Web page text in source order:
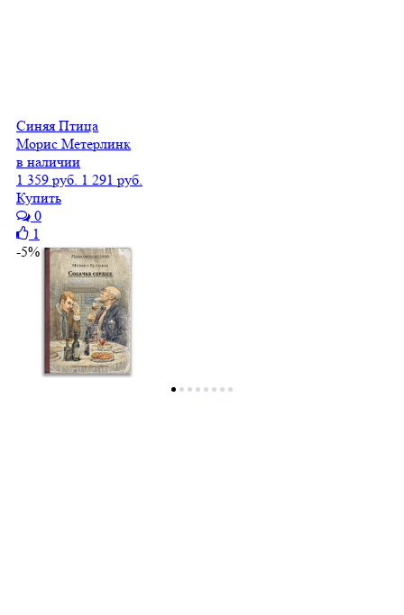
Синяя Птица
Морис Метерлинк
в наличии
1 359 руб. 1 291 руб.
Купить
0
1
-5%